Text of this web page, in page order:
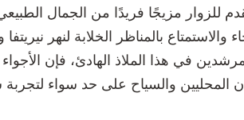
مزيجًا فريدًا من الجمال
بالمناظر الخلابة لنهر نيريتفا
في هذا الملاذ الهادئ، فإن
المحليين والسياح على حد سواء